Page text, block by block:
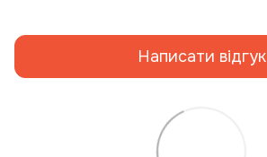
Написати відгук